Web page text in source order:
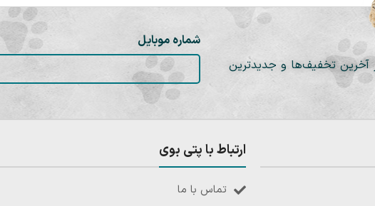
آخرین تخفیف‌ها و جدیدترین
شماره موبایل
ارتباط با پتی بوی
تماس با ما